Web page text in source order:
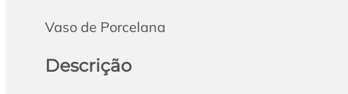
Vaso de Porcelana
Descrição